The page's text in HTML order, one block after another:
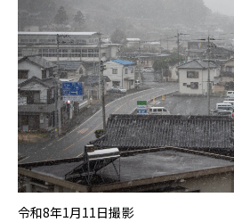
令和8年1月11日撮影